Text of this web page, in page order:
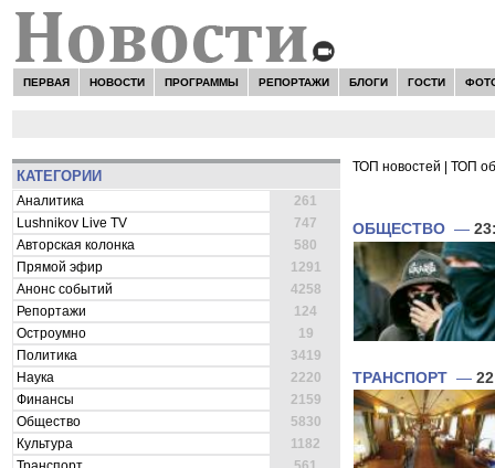
ПЕРВАЯ НОВОСТИ ПРОГРАММЫ РЕПОРТАЖИ БЛОГИ ГОСТИ
КАТЕГОРИИ
Аналитика
261
Lushnikov Live TV
747
Авторская колонка
580
Прямой эфир
1291
Анонс событий
4258
Репортажи
124
Остроумно
19
Политика
3419
Наука
2220
Финансы
2159
Общество
5830
Культура
1182
ТОП новостей ТОП
ОБЩЕСТВО —
ТРАНСПОРТ —